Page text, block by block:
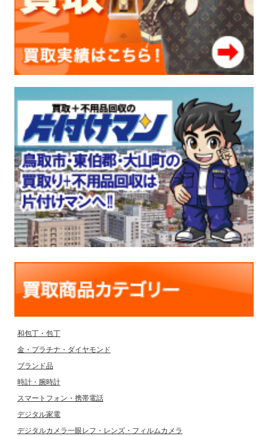
和包丁・包丁
金・プラチナ・ダイヤモンド
ブランド品
時計・腕時計
スマートフォン・携帯電話
デジタル家電
デジタルカメラ一眼レフ・レンズ・フィルムカメラ